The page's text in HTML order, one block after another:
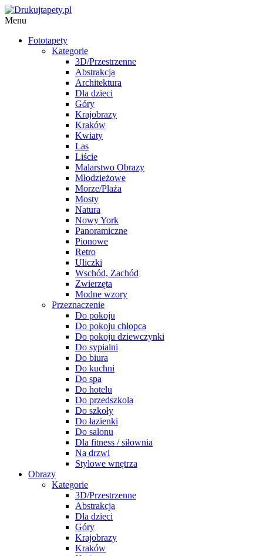
Menu
Fototapety
Kategorie
3D/Przestrzenne
Abstrakcja
Architektura
Dla dzieci
Góry
Krajobrazy
Kraków
Kwiaty
Las
Liście
Malarstwo Obrazy
Młodzieżowe
Morze/Plaża
Mosty
Natura
Nowy York
Panoramiczne
Pionowe
Retro
Uliczki
Wschód, Zachód
Zwierzęta
Modne wzory
Przeznaczenie
Do pokoju
Do pokoju chłopca
Do pokoju dziewczynki
Do sypialni
Do biura
Do kuchni
Do spa
Do hotelu
Do przedszkola
Do szkoły
Do łazienki
Do salonu
Dla fitness / siłownia
Na drzwi
Stylowe wnętrza
Obrazy
Kategorie
3D/Przestrzenne
Abstrakcja
Dla dzieci
Góry
Krajobrazy
Kraków